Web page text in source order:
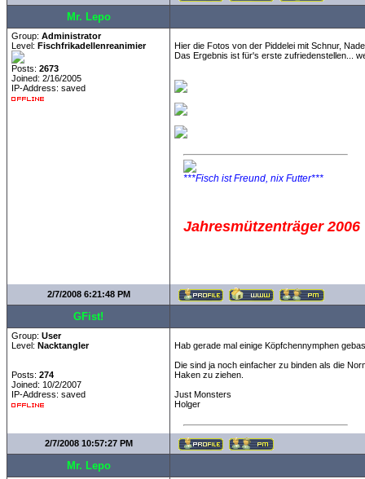
Mr. Lepo
Group: Administrator
Level: Fischfrikadellenreanimier
Posts: 2673
Joined: 2/16/2005
IP-Address: saved
Hier die Fotos von der Piddelei mit Schnur,
Das Ergebnis ist für's erste zufriedenstellen...
***Fisch ist Freund, nix Futter***
Jahresmützenträger 2006
2/7/2008 6:21:48 PM
GFist!
Group: User
Level: Nacktangler
Posts: 274
Joined: 10/2/2007
IP-Address: saved
Hab gerade mal einige Köpfchennymphen
Die sind ja noch einfacher zu binden als die
Haken zu ziehen.
Just Monsters
Holger
2/7/2008 10:57:27 PM
Mr. Lepo